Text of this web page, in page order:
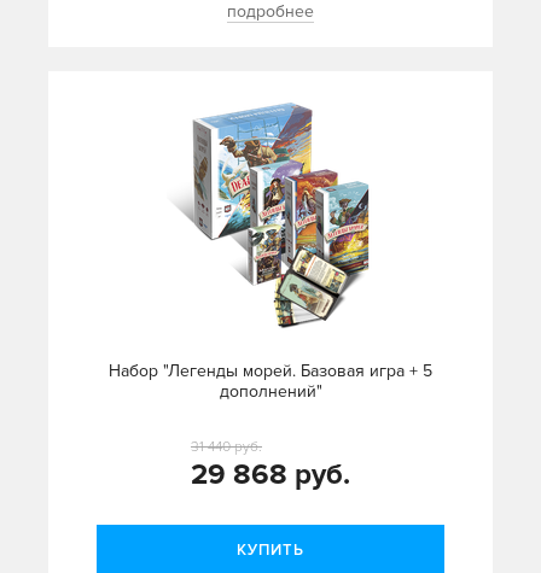
подробнее
Набор "Легенды морей. Базовая игра + 5
дополнений"
29 868 руб.
31 440 руб.
КУПИТЬ